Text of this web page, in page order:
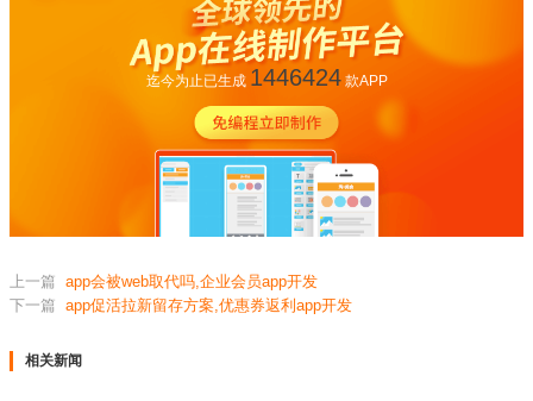
迄今为止已生成 1446424款APP
上一篇 app会被web取代吗,企业会员app开发
下一篇 app促活拉新留存方案,优惠券返利app开发
相关新闻